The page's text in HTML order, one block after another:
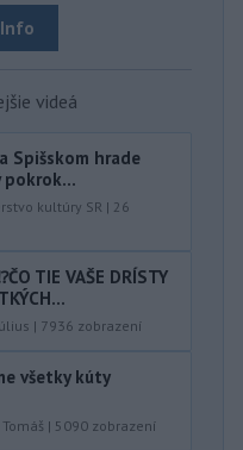
Info
videá
Spišskom hrade
kultúry SR | 26
TIE VAŠE DRÍSTY
| 7936 zobrazení
všetky kúty
| 5090 zobrazení